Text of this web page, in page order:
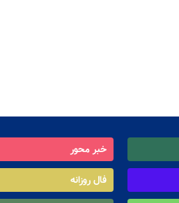
خبر محور
فال روزانه